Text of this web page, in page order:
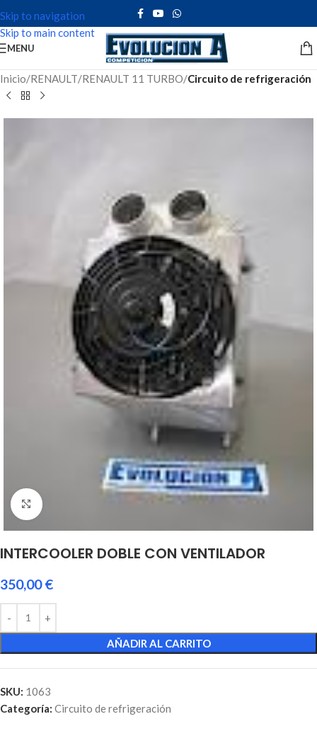
Skip to navigation
Skip to main content
MENU
Inicio RENAULT RENAULT 11 TURBO Circuito de refrigeración
Click to enlarge
INTERCOOLER DOBLE CON VENTILADOR
350,00€
AÑADIR AL CARRITO
SKU: 1063
Categoría: Circuito de refrigeración